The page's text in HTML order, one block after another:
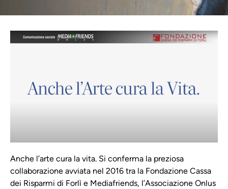
Anche l’arte cura la vita. Si conferma la preziosa
collaborazione avviata nel 2016 tra la Fondazione Cassa
dei Risparmi di Forlì e Mediafriends, l’Associazione Onlus